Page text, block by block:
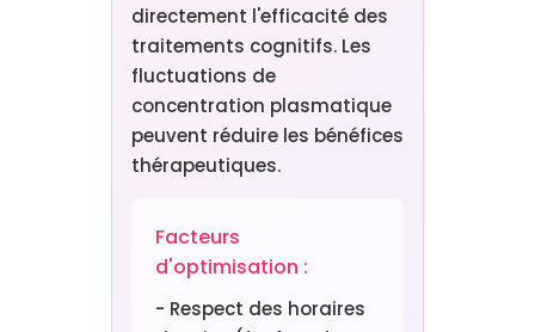
directement l'efficacité des
traitements cognitifs. Les
fluctuations de
concentration plasmatique
peuvent réduire les bénéfices
thérapeutiques.
Facteurs
d'optimisation :
- Respect des horaires